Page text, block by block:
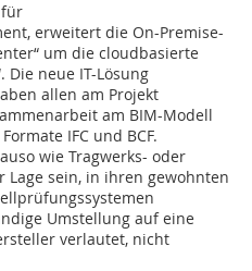
erweitert die On-Premise-
um die cloudbasierte
Die neue IT-Lösung
allen am Projekt
am BIM-Modell
IFC und BCF.
wie Tragwerks- oder
Lage sein, in ihren gewohnten
Umstellung auf eine
verlautet, nicht